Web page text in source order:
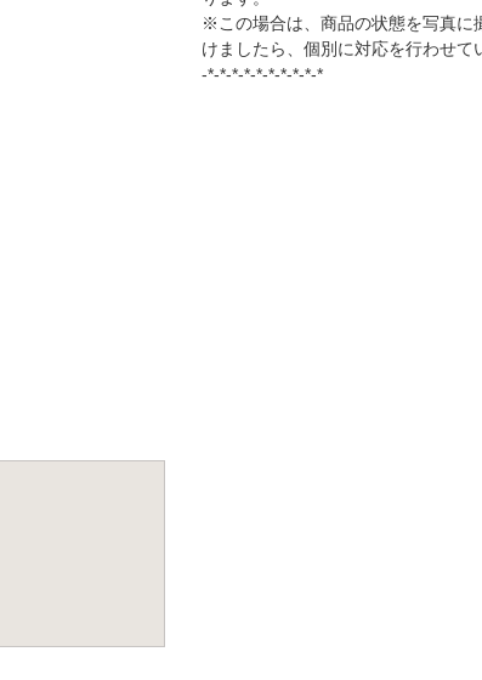
※この場合は、商品の状態を写真に
けましたら、個別に対応を行わせて
-*-*-*-*-*-*-*-*-*-*